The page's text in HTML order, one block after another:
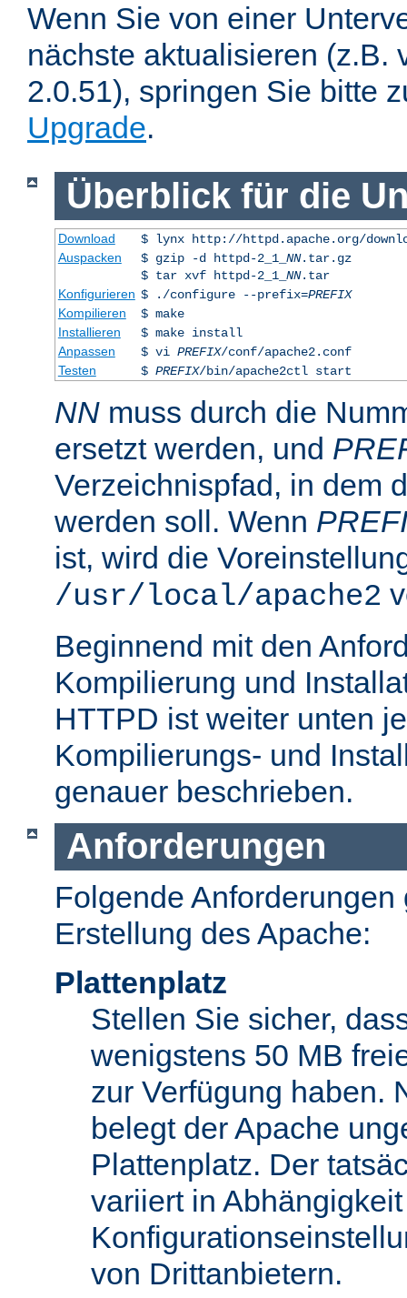
Wenn Sie von einer
nächste aktualisieren (z.B.
2.0.51), springen Sie bitte
Upgrade.
Überblick für die
Download
$ lynx http://httpd.apache.org/
Auspacken
$ gzip -d httpd-2_1_ NN.tar.gz
$ tar xvf httpd-2_1_ NN.tar
Konfigurieren $ ./configure --prefix=PREFIX
Kompilieren
$ make
Installieren
$ make install
Anpassen
$ vi PREFIX/conf/apache2.conf
Testen
$ PREFIX/bin/apache2ctl start
NN muss durch die
ersetzt werden, und
Verzeichnispfad, in dem
werden soll. Wenn
ist, wird die
/usr/local/apache2
Beginnend mit den
Kompilierung und
HTTPD ist weiter unten
Kompilierungs- und
genauer beschrieben.
Anforderungen
Folgende Anforderungen
Erstellung des Apache:
Plattenplatz
Stellen Sie sicher,
wenigstens 50 MB
zur Verfügung haben.
belegt der Apache
Plattenplatz. Der
variiert in
von Drittanbietern.